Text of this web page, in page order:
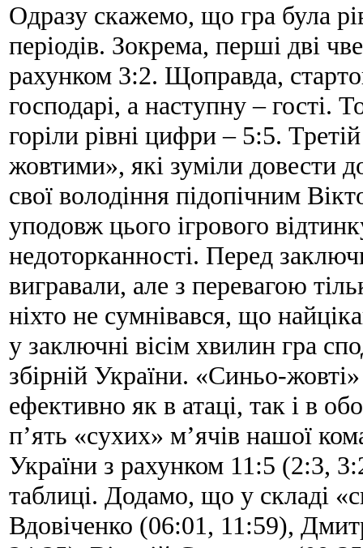
Одразу скажемо, що гра була
періодів. Зокрема, перші дві
рахунком 3:2. Щоправда,
господарі, а наступну – гості.
горіли рівні цифри – 5:5.
жовтими», які зуміли довести
свої володіння підопічним
уподовж цього ігрового
недоторканності. Перед
вигравали, але з перевагою
ніхто не сумнівався, що
у заключні вісім хвилин гра
збірній України. «Синьо-
ефективно як в атаці, так і в
п’ять «сухих» м’ячів нашої
України з рахунком 11:5 (2:3,
таблиці. Додамо, що у складі
Вдовіченко (06:01, 11:59),